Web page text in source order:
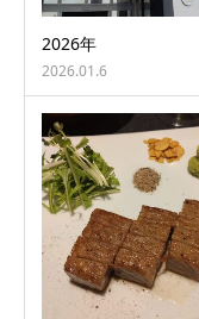
2026年
2026.01.6